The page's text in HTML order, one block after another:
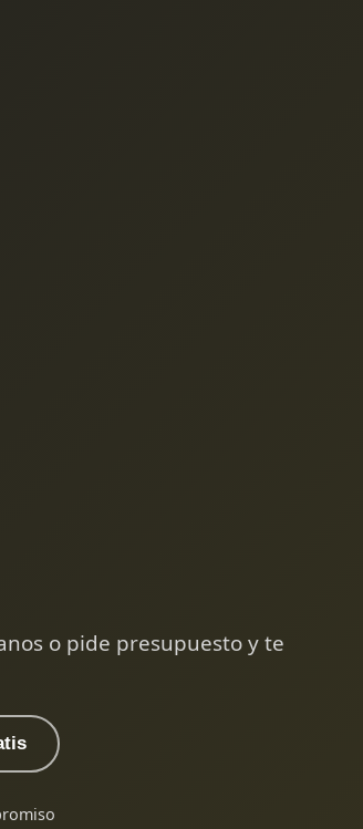
o pide presupuesto y te